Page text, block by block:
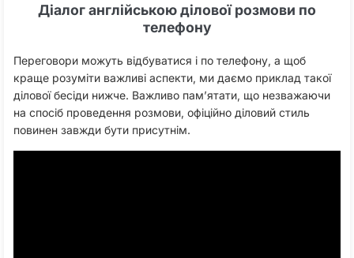
Діалог англійською ділової розмови по
телефону
Переговори можуть відбуватися і по телефону, а щоб
краще розуміти важливі аспекти, ми даємо приклад такої
ділової бесіди нижче. Важливо пам’ятати, що незважаючи
на спосіб проведення розмови, офіційно діловий стиль
повинен завжди бути присутнім.